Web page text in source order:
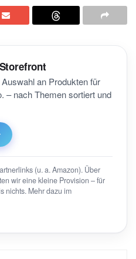
an Produkten für
– nach Themen sortiert und
(u. a. Amazon). Über
wir eine kleine Provision – für
nichts. Mehr dazu im